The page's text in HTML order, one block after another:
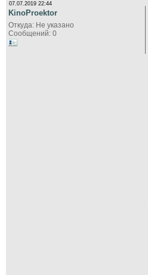
07.07.2019 22:44
KinoProektor
Откуда: Не указано
Сообщений: 0